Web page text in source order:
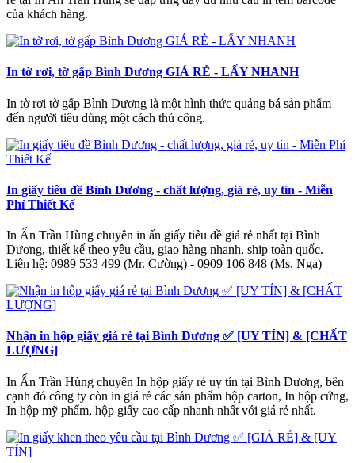
của khách hàng.
In tờ rơi, tờ gấp Bình Dương GIÁ RẺ - LẤY NHANH
In tờ rơi tờ gấp Bình Dương là một hình thức quảng bá sản phẩm
đến người tiêu dùng một cách thủ công.
In giấy tiêu đề Bình Dương - chất lượng, giá rẻ, uy tín - Miễn
Phí Thiết Kế
In Ấn Trần Hùng chuyên in ấn giấy tiêu đề giá rẻ nhất tại Bình
Dương, thiết kế theo yêu cầu, giao hàng nhanh, ship toàn quốc.
Liên hệ: 0989 533 499 (Mr. Cường) - 0909 106 848 (Ms. Nga)
Nhận in hộp giấy giá rẻ tại Bình Dương ✅ [UY TÍN] & [CHẤT
LƯỢNG]
In Ấn Trần Hùng chuyên In hộp giấy rẻ uy tín tại Bình Dương, bên
cạnh đó công ty còn in giá rẻ các sản phẩm hộp carton, In hộp cứng,
In hộp mỹ phẩm, hộp giấy cao cấp nhanh nhất với giá rẻ nhất.